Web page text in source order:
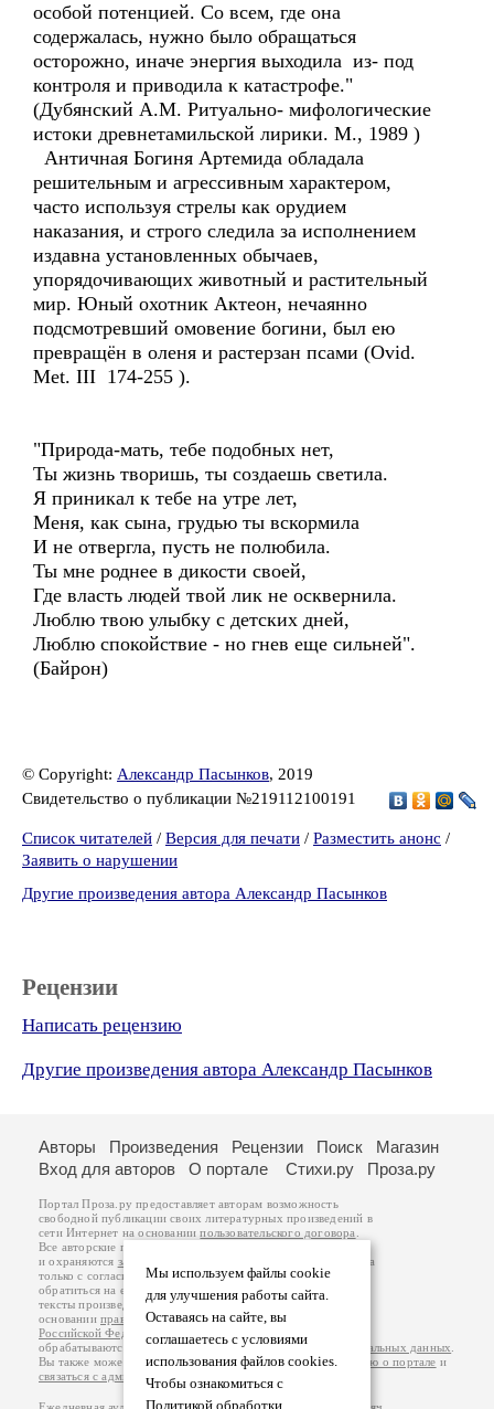
особой потенцией. Со всем, где она
содержалась, нужно было обращаться
осторожно, иначе энергия выходила из- под
контроля и приводила к катастрофе."
(Дубянский А.М. Ритуально- мифологические
истоки древнетамильской лирики. М., 1989 )
Античная Богиня Артемида обладала
решительным и агрессивным характером,
часто используя стрелы как орудием
наказания, и строго следила за исполнением
издавна установленных обычаев,
упорядочивающих животный и растительный
мир. Юный охотник Актеон, нечаянно
подсмотревший омовение богини, был ею
превращён в оленя и растерзан псами (Ovid.
Met. III 174-255 ).
"Природа-мать, тебе подобных нет,
Ты жизнь творишь, ты создаешь светила.
Я приникал к тебе на утре лет,
Меня, как сына, грудью ты вскормила
И не отвергла, пусть не полюбила.
Ты мне роднее в дикости своей,
Где власть людей твой лик не осквернила.
Люблю твою улыбку с детских дней,
Люблю спокойствие - но гнев еще сильней".
(Байрон)
© Copyright: Александр Пасынков, 2019
Свидетельство о публикации №219112100191
Список читателей / Версия для печати / Разместить анонс /
Заявить о нарушении
Другие произведения автора Александр Пасынков
Рецензии
Написать рецензию
Другие произведения автора Александр Пасынков
Мы используем файлы cookie
для улучшения работы сайта.
Оставаясь на сайте, вы
соглашаетесь с условиями
использования файлов cookies.
Чтобы ознакомиться с
Политикой обработки
Авторы Произведения Рецензии Поиск
Магазин
Вход для авторов
О портале Стихи.ру Проза.ру
Портал Проза.ру предоставляет авторам возможность
свободной публикации своих литературных произведений в
сети Интернет на основаниипользовательского договора
Все авторские права на произведения принадлежат авторам
и охраняются законом
. Перепечатка произведений возможна
только с согласия его автора, к которому вы можете
обратиться на его авторской странице. Ответственность за
тексты произведений авторы несут самостоятельно на
основанииправил публикацииизаконодательства
Российской Федерации
обрабатываются на основанииПолитики обработки персональных данных
Вы также можете посмотреть более подробнуюинформацию о портале и
связаться с администрацией